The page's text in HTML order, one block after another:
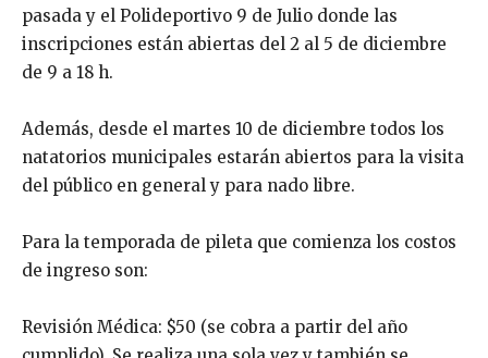
pasada y el Polideportivo 9 de Julio donde las
inscripciones están abiertas del 2 al 5 de diciembre
de 9 a 18 h.
Además, desde el martes 10 de diciembre todos los
natatorios municipales estarán abiertos para la visita
del público en general y para nado libre.
Para la temporada de pileta que comienza los costos
de ingreso son:
Revisión Médica: $50 (se cobra a partir del año